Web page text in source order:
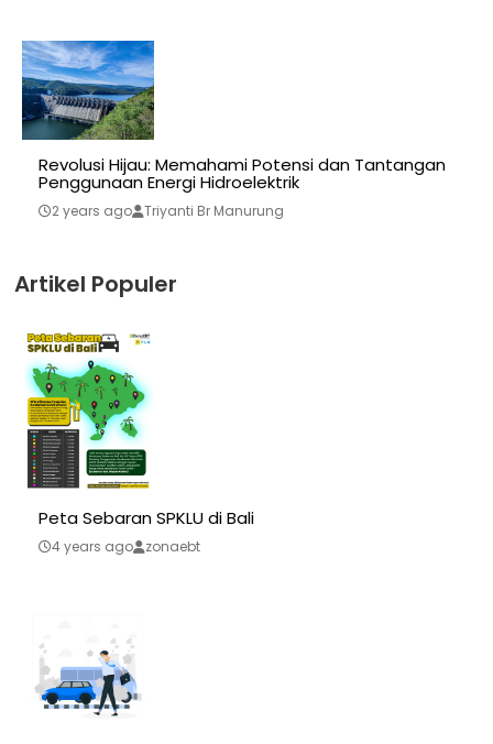
Revolusi Hijau: Memahami Potensi dan Tantangan
Penggunaan Energi Hidroelektrik
2 years ago Triyanti Br Manurung
Artikel Populer
Peta Sebaran SPKLU di Bali
4 years ago zonaebt